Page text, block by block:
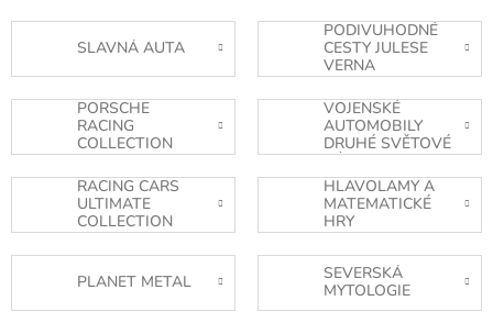
SLAVNÁ AUTA
PODIVUHODNÉ
CESTY JULESE
VERNA
PORSCHE
RACING
COLLECTION
VOJENSKÉ
AUTOMOBILY
DRUHÉ SVĚTOVÉ
VÁLKY
RACING CARS
ULTIMATE
COLLECTION
HLAVOLAMY A
MATEMATICKÉ
HRY
PLANET METAL
SEVERSKÁ
MYTOLOGIE